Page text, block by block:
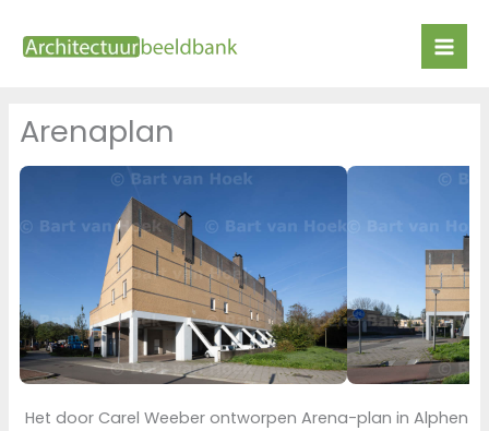
naar
Arenaplan
Het door Carel Weeber ontworpen Arena-plan in Alphen